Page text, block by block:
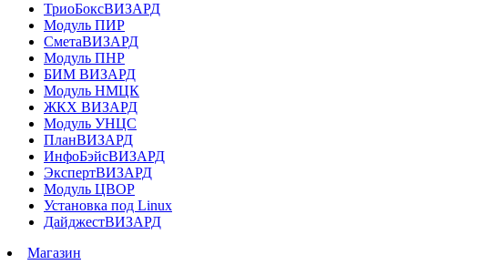
ТриоБоксВИЗАРД
Модуль ПИР
СметаВИЗАРД
Модуль ПНР
БИМ ВИЗАРД
Модуль НМЦК
ЖКХ ВИЗАРД
Модуль УНЦС
ПланВИЗАРД
ИнфоБэйсВИЗАРД
ЭкспертВИЗАРД
Модуль ЦВОР
Установка под Linux
ДайджестВИЗАРД
Магазин